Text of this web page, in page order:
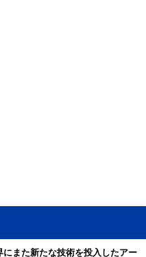
にまた新たな技術を投入したアー